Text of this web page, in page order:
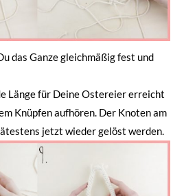
das Ganze gleichmäßig fest und
Länge für Deine Ostereier erreicht
Knüpfen aufhören. Der Knoten am
jetzt wieder gelöst werden.